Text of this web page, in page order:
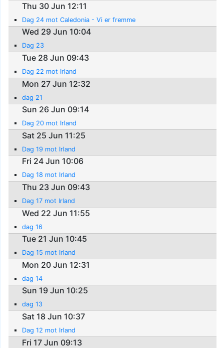
Thu 30 Jun 12:11
Dag 24 mot Caledonia - Vi er fremme
Wed 29 Jun 10:04
Dag 23
Tue 28 Jun 09:43
Dag 22 mot Irland
Mon 27 Jun 12:32
dag 21
Sun 26 Jun 09:14
Dag 20 mot Irland
Sat 25 Jun 11:25
Dag 19 mot Irland
Fri 24 Jun 10:06
Dag 18 mot Irland
Thu 23 Jun 09:43
Dag 17 mot Irland
Wed 22 Jun 11:55
dag 16
Tue 21 Jun 10:45
Dag 15 mot Irland
Mon 20 Jun 12:31
dag 14
Sun 19 Jun 10:25
dag 13
Sat 18 Jun 10:37
Dag 12 mot Irland
Fri 17 Jun 09:13